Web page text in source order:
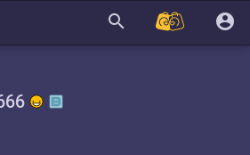
search account_circle